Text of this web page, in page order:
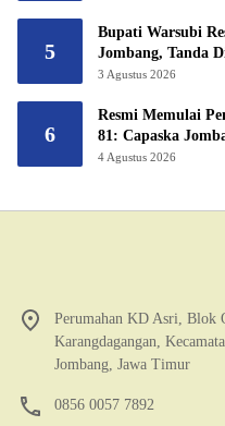
5
Bupati Warsubi
Jombang, Tanda
2026/2027
3 Agustus 2026
6
Resmi Memulai
81: Capaska
Yudha”.
4 Agustus 2026
Perumahan KD Asri, Blok
Karangdagangan,
Jombang, Jawa Timur
0856 0057 7892